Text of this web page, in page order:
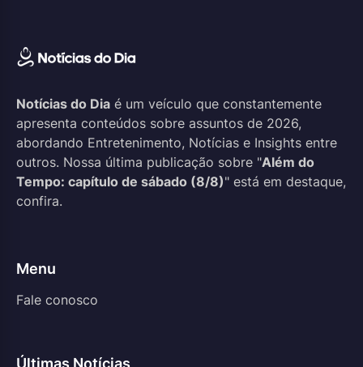
Notícias do Dia é um veículo que constantemente
apresenta conteúdos sobre assuntos de 2026,
abordando Entretenimento, Notícias e Insights entre
outros. Nossa última publicação sobre "Além do
Tempo: capítulo de sábado (8/8)" está em destaque,
confira.
Menu
Fale conosco